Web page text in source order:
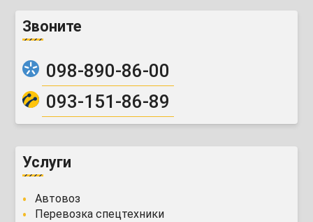
Звоните
098-890-86-00
093-151-86-89
Услуги
Автовоз
Перевозка спецтехники